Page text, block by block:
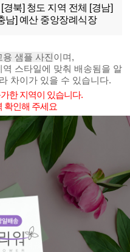
[경북] 청도 지역 전체 [경남]
남] 예산 중앙장례식장
용 샘플 사진이며,
스타일에 맞춰 배송됨을 알
차이가 있을 수 있습니다.
한 지역이 있습니다.
확인해 주세요